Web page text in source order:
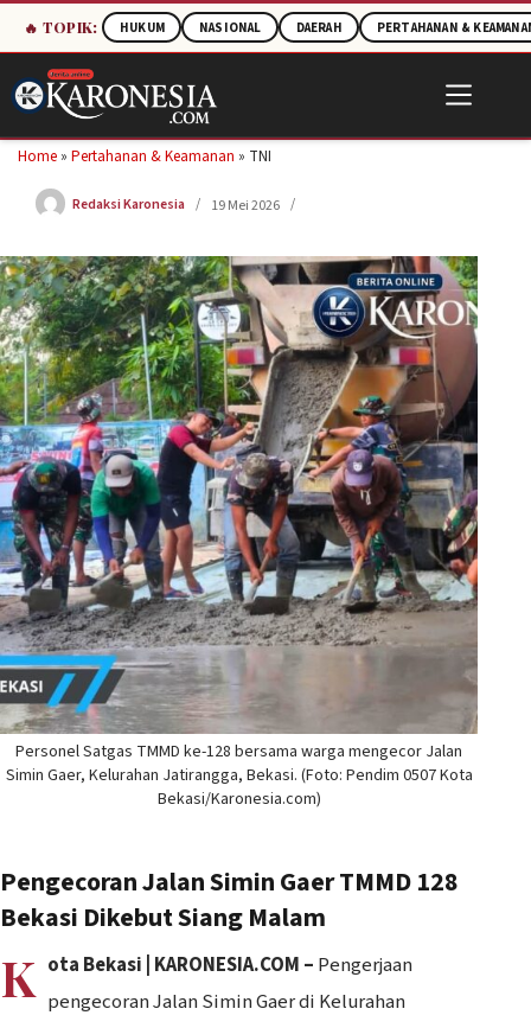
🔥 TOPIK: HUKUM NASIONAL DAERAH PERTAHANAN &
to
content
Home » Pertahanan & Keamanan » TNI
Redaksi Karonesia 19 Mei 2026
Personel Satgas TMMD ke-128 bersama warga mengecor Jalan
Simin Gaer, Kelurahan Jatirangga, Bekasi. (Foto: Pendim 0507 Kota
Bekasi/Karonesia.com)
Pengecoran Jalan Simin Gaer TMMD 128
Bekasi Dikebut Siang Malam
K ota Bekasi | KARONESIA.COM – Pengerjaan
pengecoran Jalan Simin Gaer di Kelurahan